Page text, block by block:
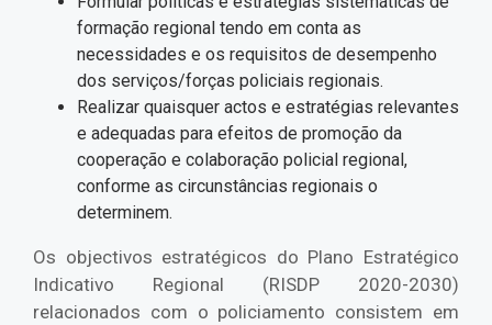
formação regional tendo em conta as
necessidades e os requisitos de desempenho
dos serviços/forças policiais regionais.
Realizar quaisquer actos e estratégias relevantes
e adequadas para efeitos de promoção da
cooperação e colaboração policial regional,
conforme as circunstâncias regionais o
determinem.
Os objectivos estratégicos do Plano Estratégico
Indicativo Regional (RISDP 2020-2030)
relacionados com o policiamento consistem em